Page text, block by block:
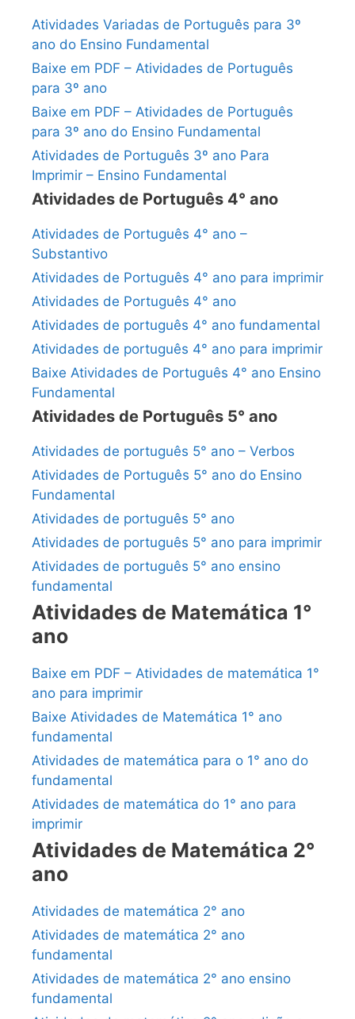
Atividades Variadas de Português para 3º
ano do Ensino Fundamental
Baixe em PDF – Atividades de Português
para 3º ano
Baixe em PDF – Atividades de Português
para 3º ano do Ensino Fundamental
Atividades de Português 3º ano Para
Imprimir – Ensino Fundamental
Atividades de Português 4° ano
Atividades de Português 4° ano –
Substantivo
Atividades de Português 4° ano para imprimir
Atividades de Português 4° ano
Atividades de português 4° ano fundamental
Atividades de português 4° ano para imprimir
Baixe Atividades de Português 4° ano Ensino
Fundamental
Atividades de Português 5° ano
Atividades de português 5° ano – Verbos
Atividades de Português 5° ano do Ensino
Fundamental
Atividades de português 5° ano
Atividades de português 5° ano para imprimir
Atividades de português 5° ano ensino
fundamental
Atividades de Matemática 1°
ano
Baixe em PDF – Atividades de matemática 1°
ano para imprimir
Baixe Atividades de Matemática 1° ano
fundamental
Atividades de matemática para o 1° ano do
fundamental
Atividades de matemática do 1° ano para
imprimir
Atividades de Matemática 2°
ano
Atividades de matemática 2° ano
Atividades de matemática 2° ano
fundamental
Atividades de matemática 2° ano ensino
fundamental